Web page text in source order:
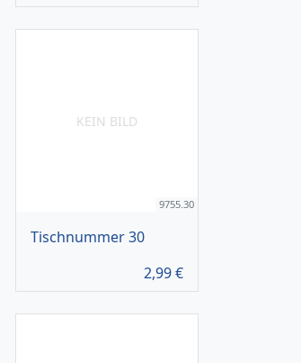
KEIN BILD
9755.30
Tischnummer 30
2,99€